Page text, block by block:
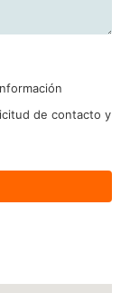
de contacto y